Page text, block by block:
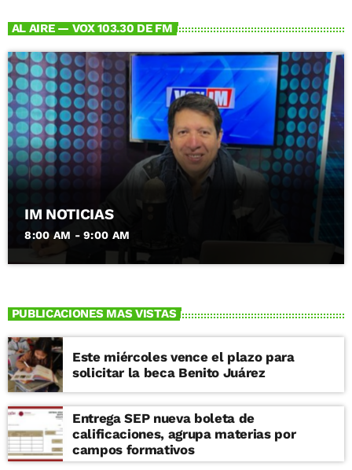
AL AIRE — VOX 103.30 DE FM
IM NOTICIAS
8:00 AM - 9:00 AM
PUBLICACIONES MAS VISTAS
Este miércoles vence el plazo para
solicitar la beca Benito Juárez
Entrega SEP nueva boleta de
calificaciones, agrupa materias por
campos formativos